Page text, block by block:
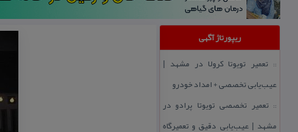
ریپورتاژ آگهی
:: تعمیر تویوتا كرولا در مشهد |
عیب‌یابی تخصصی + امداد خودرو
:: تعمیر تخصصی تویوتا پرادو در
مشهد | عیب‌یابی دقیق و تعمیرگاه